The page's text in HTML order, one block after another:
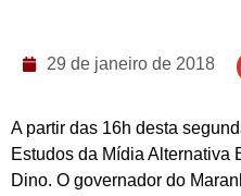
29 de janeiro de 2018
A partir das 16h desta
Estudos da Mídia Alternativa
Dino. O governador do